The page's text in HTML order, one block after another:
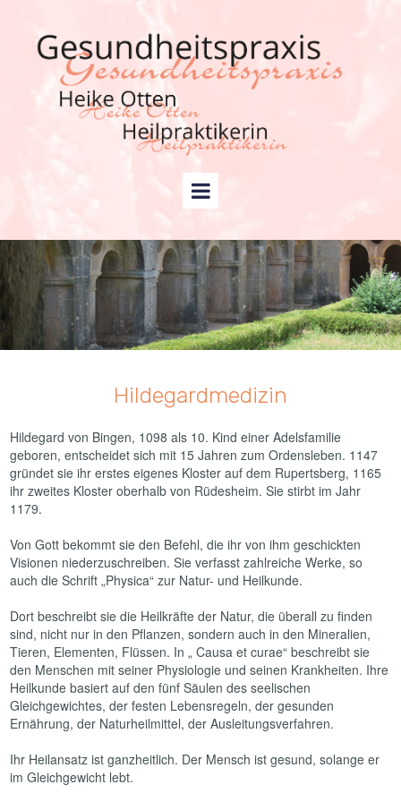
Hildegardmedizin
Hildegard von Bingen, 1098 als 10. Kind einer Adelsfamilie
geboren, entscheidet sich mit 15 Jahren zum Ordensleben. 1147
gründet sie ihr erstes eigenes Kloster auf dem Rupertsberg, 1165
ihr zweites Kloster oberhalb von Rüdesheim. Sie stirbt im Jahr
1179.
Von Gott bekommt sie den Befehl, die ihr von ihm geschickten
Visionen niederzuschreiben. Sie verfasst zahlreiche Werke, so
auch die Schrift „Physica“ zur Natur- und Heilkunde.
Dort beschreibt sie die Heilkräfte der Natur, die überall zu finden
sind, nicht nur in den Pflanzen, sondern auch in den Mineralien,
Tieren, Elementen, Flüssen. In „ Causa et curae“ beschreibt sie
den Menschen mit seiner Physiologie und seinen Krankheiten. Ihre
Heilkunde basiert auf den fünf Säulen des seelischen
Gleichgewichtes, der festen Lebensregeln, der gesunden
Ernährung, der Naturheilmittel, der Ausleitungsverfahren.
Ihr Heilansatz ist ganzheitlich. Der Mensch ist gesund, solange er
im Gleichgewicht lebt.